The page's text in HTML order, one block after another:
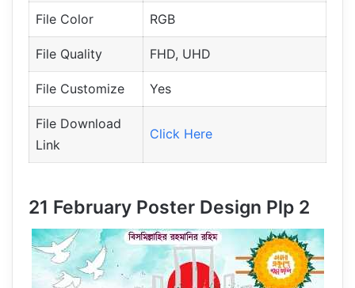
File Color RGB
File Quality FHD, UHD
File Customize Yes
File Download
Link
Click Here
21 February Poster Design Plp 2